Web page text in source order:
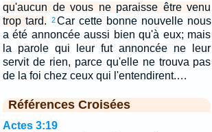
qu'aucun de vous ne paraisse être venu
trop tard.
2Car cette bonne nouvelle nous
a été annoncée aussi bien qu'à eux; mais
la parole qui leur fut annoncée ne leur
servit de rien, parce qu'elle ne trouva pas
de la foi chez ceux qui l'entendirent.…
Références Croisées
Actes 3:19